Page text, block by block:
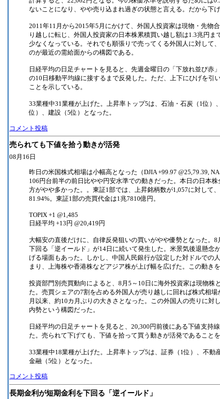
ないことになり、やや売り込まれ過ぎの状態と言える。だから下
2011年11月から2015年5月にかけて、外国人投資家は現物・先物
り越しに転じ、外国人投資家の日本株累積買い越し額は1.3兆円
少なくなっている。それでも順張りで売ってくる外国人に対して
のが最近の需給面からの構図である。
日経平均の日足チャートを見ると、先週金曜日の「下放れ並び赤
の10日移動平均線に接するまで反発した。ただ、上下にひげを引
ことを示している。
33業種中31業種が上げた。上昇率トップ5は、石油・石炭（1位）
位）、建設（5位）となった。
コメント投稿
売られても下値を拾う動きが活発
08月16日
昨日の米国株式相場は小幅高となった（DJIA +99.97 @25,79.39,
106円台前半の前日比やや円安水準での動きだった。本日の日本
方がやや多かった。。東証1部では、上昇銘柄数が1,057に対して
81.94%。東証1部の売買代金は1兆7810億円。
TOPIX +1 @1,485
日経平均 +13円 @20,419円
大幅安の直後だけに、自律反発狙いの買いがやや優勢となった。
下回る「逆イールド」が14日に続いて発生した。米景気後退懸念
げる場面もあった。しかし、中国人民銀行が設定した対ドルでの
まり、上海株や香港株などアジア株が上げ幅を広げた。この動き
投資部門別売買動向によると、8月5～10日に海外投資家は現物株
た。売買シェアの7割を占める外国人が売り越しに回れば株式相
月以来、約10カ月ぶりの大きさとなった。この外国人の売りに対
内勢という構図だった。
日経平均の日足チャートを見ると、20,300円前後にある下値支持
た。売られて下げても、下値を拾って買う動きが活発であること
33業種中18業種が上げた。上昇率トップ5は、証券（1位）、不
金融（5位）となった。
コメント投稿
長期金利が短期金利を下回る「逆イールド」